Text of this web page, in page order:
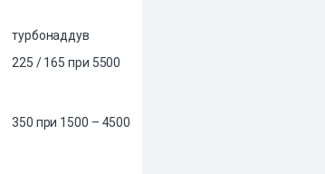
турбонаддув
225 / 165 при 5500
350 при 1500 – 4500